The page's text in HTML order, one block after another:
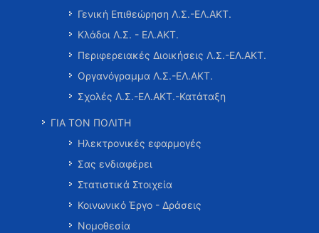
Γενική Επιθεώρηση Λ.Σ.-ΕΛ.ΑΚΤ.
Κλάδοι Λ.Σ. - ΕΛ.ΑΚΤ.
Περιφερειακές Διοικήσεις Λ.Σ.-ΕΛ.ΑΚΤ.
Οργανόγραμμα Λ.Σ.-ΕΛ.ΑΚΤ.
Σχολές Λ.Σ.-ΕΛ.ΑΚΤ.-Κατάταξη
ΓΙΑ ΤΟΝ ΠΟΛΙΤΗ
Ηλεκτρονικές εφαρμογές
Σας ενδιαφέρει
Στατιστικά Στοιχεία
Κοινωνικό Έργο - Δράσεις
Νομοθεσία